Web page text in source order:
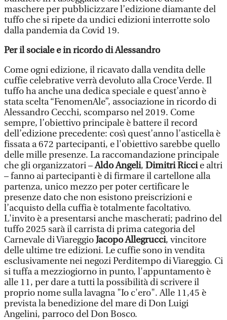
maschere per pubblicizzare l’edizione diamante del
tuffo che si ripete da undici edizioni interrotte solo
dalla pandemia da Covid 19.
Per il sociale e in ricordo di Alessandro
Come ogni edizione, il ricavato dalla vendita delle
cuffie celebrative verrà devoluto alla Croce Verde. Il
tuffo ha anche una dedica speciale e quest’anno è
stata scelta “FenomenAle”, associazione in ricordo di
Alessandro Cecchi, scomparso nel 2019. Come
sempre, l’obiettivo principale è battere il record
dell’edizione precedente: così quest’anno l’asticella è
fissata a 672 partecipanti, e l'obiettivo sarebbe quello
delle mille presenze. La raccomandazione principale
che gli organizzatori –Aldo Angeli, Dimitri Riccie altri
– fanno ai partecipanti è di firmare il cartellone alla
partenza, unico mezzo per poter certificare le
presenze dato che non esistono preiscrizioni e
l’acquisto della cuffia è totalmente facoltativo.
L'invito è a presentarsi anche mascherati; padrino del
tuffo 2025 sarà il carrista di prima categoria del
Carnevale di ViareggioJacopo Allegrucci, vincitore
delle ultime tre edizioni. Le cuffie sono in vendita
esclusivamente nei negozi Perditempo di Viareggio. Ci
si tuffa a mezziogiorno in punto, l'appuntamento è
alle 11, per dare a tutti la possibilità di scrivere il
proprio nome sulla lavagna "Io c'ero". Alle 11,45 è
prevista la benedizione del mare di Don Luigi
Angelini, parroco del Don Bosco.